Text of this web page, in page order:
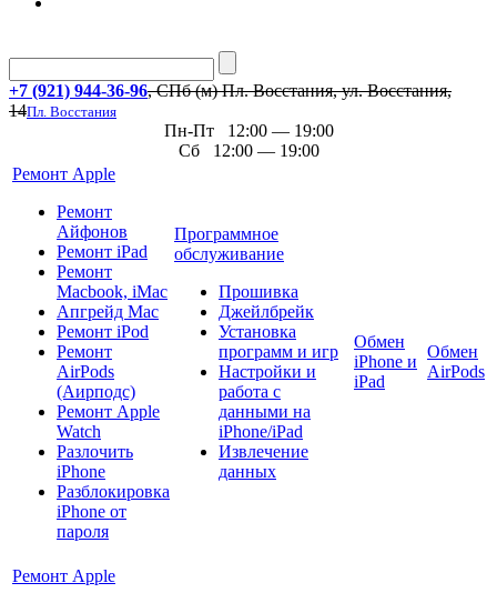
+7 (921) 944-36-96, СПб (м) Пл. Восстания, ул. Восстания,
14Пл. Восстания
Пн-Пт 12:00 — 19:00
Сб 12:00 — 19:00
Ремонт Apple
Ремонт
Айфонов
Ремонт iPad
Ремонт
Macbook, iMac
Апгрейд Mac
Ремонт iPod
Ремонт
AirPods
(Аирподс)
Ремонт Apple
Watch
Разлочить
iPhone
Разблокировка
iPhone от
пароля
Программное
обслуживание
Прошивка
Джейлбрейк
Установка
программ и игр
Настройки и
работа с
данными на
iPhone/iPad
Извлечение
данных
Обмен
iPhone и
iPad
Обмен
AirPods
Ремонт Apple